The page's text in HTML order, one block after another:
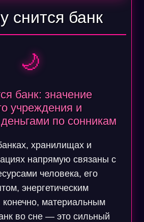
снится банк
🌙
банк: значение
учреждения и
по сонникам
хранилищах и
напрямую связаны с
человека, его
энергетическим
материальным
во сне — это сильный